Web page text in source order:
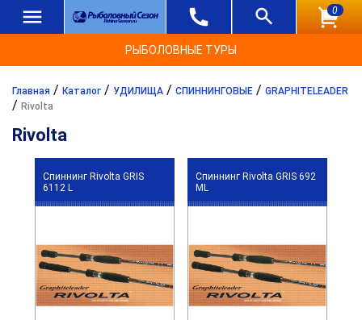
0
РЫБОЛОВНЫЕ ТУРЫ
Главная / Каталог / УДИЛИЩА / СПИННИНГОВЫЕ / GRAPHITELEADER
/ Rivolta
Rivolta
Спиннинг Rivolta GRIS
6112 L
Спиннинг Rivolta GRIS 692
ML